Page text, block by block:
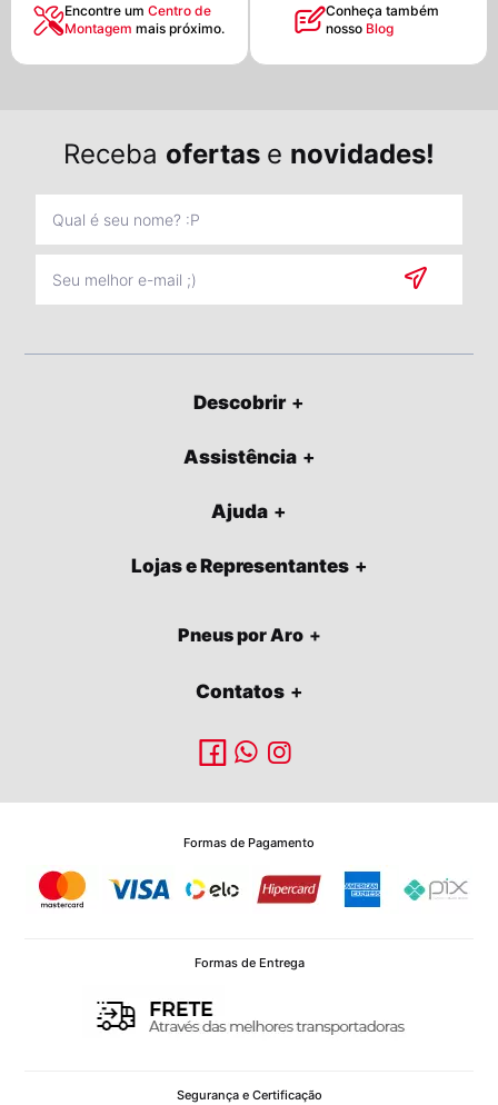
Encontre umCentro de
Montagemmais próximo.
Conheça também
nosso Blog
Receba ofertas e novidades!
Descobrir
Assistência
Ajuda
Lojas e Representantes
Pneus por Aro
Contatos
Formas de Pagamento
Formas de Entrega
Segurança e Certificação